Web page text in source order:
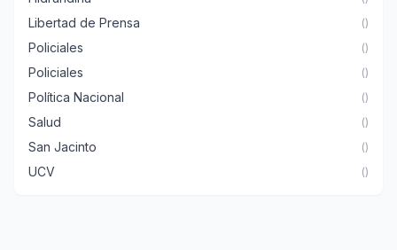
Libertad de Prensa ()
Policiales ()
Policiales ()
Política Nacional ()
Salud ()
San Jacinto ()
UCV ()